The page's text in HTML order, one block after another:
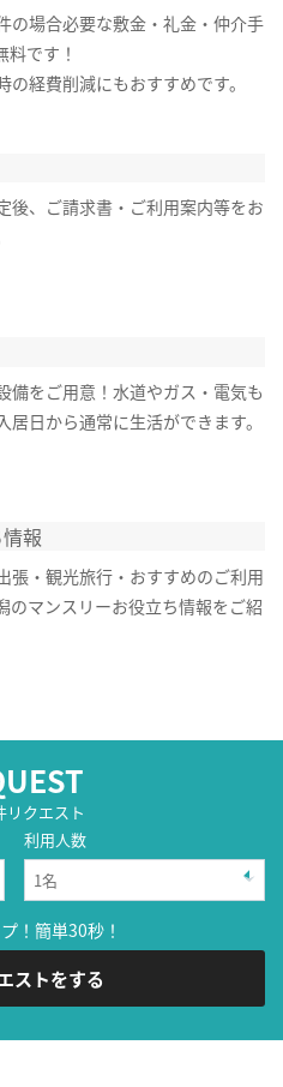
の場合必要な敷金・礼金・仲介手
料です！
の経費削減にもおすすめです。
後、ご請求書・ご利用案内等をお
備をご用意！水道やガス・電気も
居日から通常に生活ができます。
報
張・観光旅行・おすすめのご利用
のマンスリーお役立ち情報をご紹
リクエスト
利用人数
！簡単30秒！
ストをする